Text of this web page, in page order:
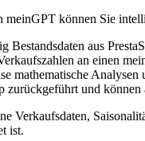
können Sie
Bestandsdaten aus
an einen
Analysen
zurückgeführt und
Verkaufsdaten,
ist.